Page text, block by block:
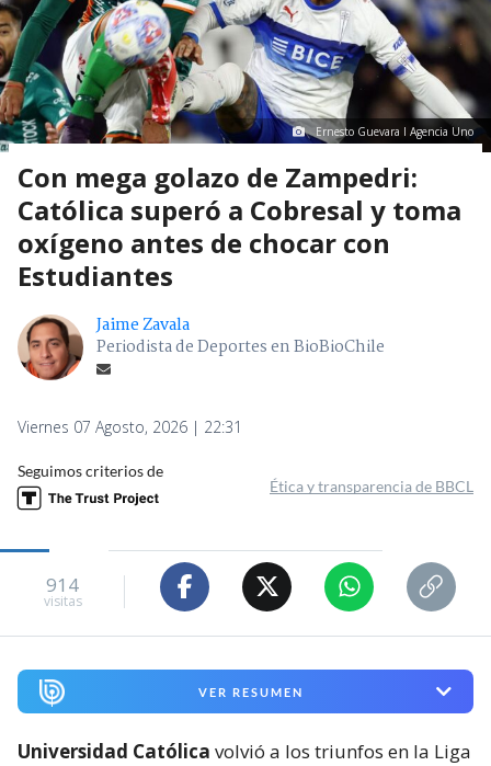
Ernesto Guevara I Agencia Uno
Con mega golazo de Zampedri:
Católica superó a Cobresal y toma
oxígeno antes de chocar con
Estudiantes
Jaime Zavala
Periodista de Deportes en BioBioChile
Viernes 07 Agosto, 2026 | 22:31
Seguimos criterios de
Ética y transparencia de BBCL
914
visitas
VER RESUMEN
Universidad Católica volvió a los triunfos en la Liga